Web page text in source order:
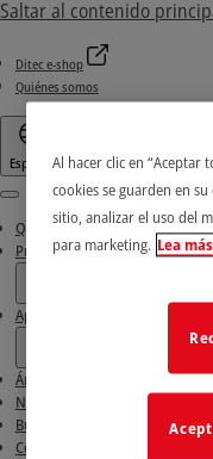
Saltar al contenido
Ditec e-shop
Quiénes somos
Español
Menu
Quiénes somos
Productos
Aplicaciones
Área de descarga
Noticias e historias de éxito
Busca nuestros socios
Contactos
Al hacer clic en “Aceptar
cookies se guarden en
sitio, analizar el uso del
para marketing. Lea